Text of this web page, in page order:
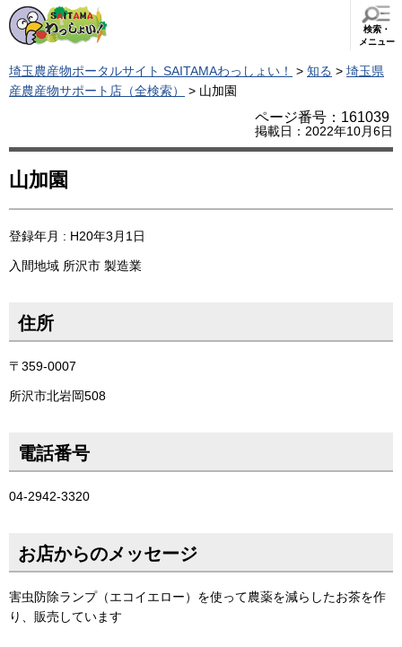
検索・
メニュー
埼玉農産物ポータルサイト SAITAMAわっしょい！ > 知る > 埼玉県
産農産物サポート店（全検索）
> 山加園
ページ番号：161039
掲載日：2022年10月6日
山加園
登録年月 : H20年3月1日
入間地域 所沢市 製造業
住所
〒359-0007
所沢市北岩岡508
電話番号
04-2942-3320
お店からのメッセージ
害虫防除ランプ（エコイエロー）を使って農薬を減らしたお茶を作
り、販売しています